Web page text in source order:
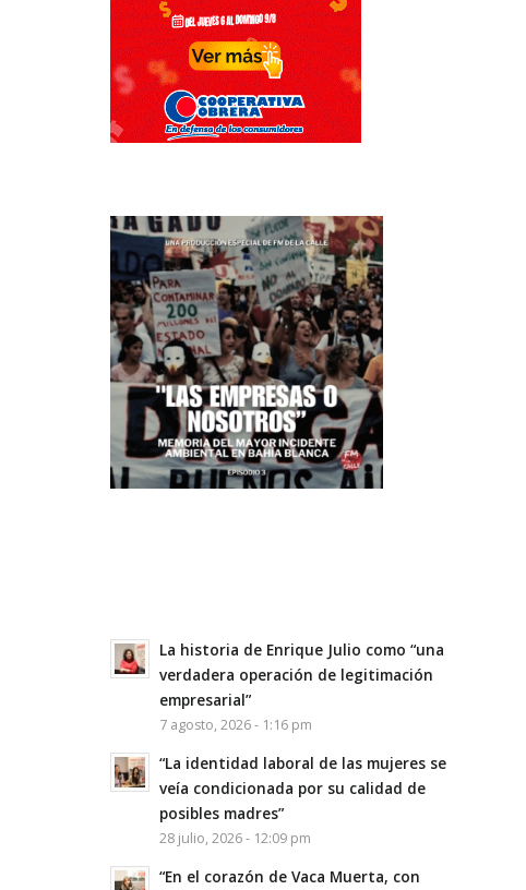
La historia de Enrique Julio como “una
verdadera operación de legitimación
empresarial”
7 agosto, 2026 - 1:16 pm
“La identidad laboral de las mujeres se
veía condicionada por su calidad de
posibles madres”
28 julio, 2026 - 12:09 pm
“En el corazón de Vaca Muerta, con